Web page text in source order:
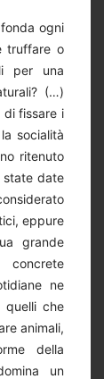
ogni
truffare o
per una
(…)
di fissare i
socialità
ritenuto
state date
eppure
grande
concrete
ne
che
animali,
della
un